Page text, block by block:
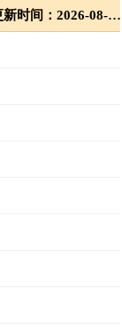
一人：我堂堂正派，咋全阴间技能最新章节 更新时间：2026-08-07T22:00:26